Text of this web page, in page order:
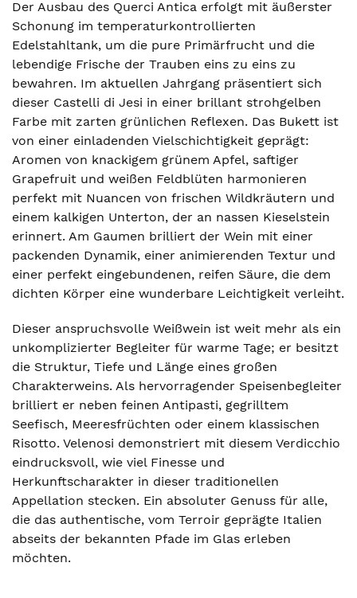
Der Ausbau des Querci Antica erfolgt mit äußerster
Schonung im temperaturkontrollierten
Edelstahltank, um die pure Primärfrucht und die
lebendige Frische der Trauben eins zu eins zu
bewahren. Im aktuellen Jahrgang präsentiert sich
dieser Castelli di Jesi in einer brillant strohgelben
Farbe mit zarten grünlichen Reflexen. Das Bukett ist
von einer einladenden Vielschichtigkeit geprägt:
Aromen von knackigem grünem Apfel, saftiger
Grapefruit und weißen Feldblüten harmonieren
perfekt mit Nuancen von frischen Wildkräutern und
einem kalkigen Unterton, der an nassen Kieselstein
erinnert. Am Gaumen brilliert der Wein mit einer
packenden Dynamik, einer animierenden Textur und
einer perfekt eingebundenen, reifen Säure, die dem
dichten Körper eine wunderbare Leichtigkeit verleiht.
Dieser anspruchsvolle Weißwein ist weit mehr als ein
unkomplizierter Begleiter für warme Tage; er besitzt
die Struktur, Tiefe und Länge eines großen
Charakterweins. Als hervorragender Speisenbegleiter
brilliert er neben feinen Antipasti, gegrilltem
Seefisch, Meeresfrüchten oder einem klassischen
Risotto. Velenosi demonstriert mit diesem Verdicchio
eindrucksvoll, wie viel Finesse und
Herkunftscharakter in dieser traditionellen
Appellation stecken. Ein absoluter Genuss für alle,
die das authentische, vom Terroir geprägte Italien
abseits der bekannten Pfade im Glas erleben
möchten.